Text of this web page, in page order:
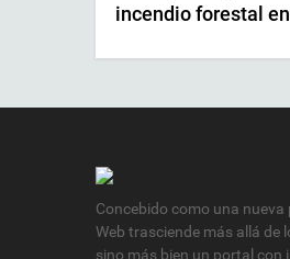
incendio forestal
Concebido como una
Web trasciende más allá de
sino más bien un portal con